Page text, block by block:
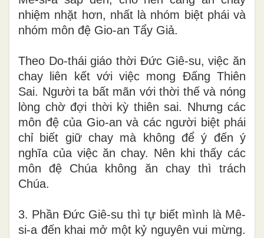
nhiệm nhặt hơn, nhất là nhóm biệt phái và
nhóm môn đệ Gio-an Tẩy Giả.
Theo Do-thái giáo thời Đức Giê-su, việc ăn
chay liên kết với việc mong Đấng Thiên
Sai. Người ta bất mãn với thời thế và nóng
lòng chờ đợi thời kỳ thiên sai. Nhưng các
môn đệ của Gio-an và các người biệt phái
chỉ biết giữ chay mà không để ý đến ý
nghĩa của việc ăn chay. Nên khi thấy các
môn đệ Chúa không ăn chay thì trách
Chúa.
3. Phần Đức Giê-su thì tự biết mình là Mê-
si-a đến khai mở một kỷ nguyên vui mừng.